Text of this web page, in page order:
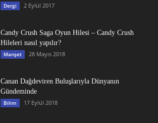
Dergi 2 Eylül 2017
Candy Crush Saga Oyun Hilesi – Candy Crush
Hileleri nasıl yapılır?
Manşet 28 Mayıs 2018
Canan Dağdeviren Buluşlarıyla Dünyanın
Gündeminde
Bilim 17 Eylül 2018